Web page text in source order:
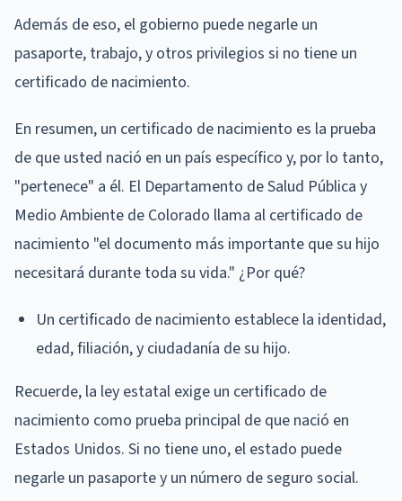
Además de eso, el gobierno puede negarle un
pasaporte, trabajo, y otros privilegios si no tiene un
certificado de nacimiento.
En resumen, un certificado de nacimiento es la prueba
de que usted nació en un país específico y, por lo tanto,
"pertenece" a él. El Departamento de Salud Pública y
Medio Ambiente de Colorado llama al certificado de
nacimiento "el documento más importante que su hijo
necesitará durante toda su vida." ¿Por qué?
Un certificado de nacimiento establece la identidad,
edad, filiación, y ciudadanía de su hijo.
Recuerde, la ley estatal exige un certificado de
nacimiento como prueba principal de que nació en
Estados Unidos. Si no tiene uno, el estado puede
negarle un pasaporte y un número de seguro social.